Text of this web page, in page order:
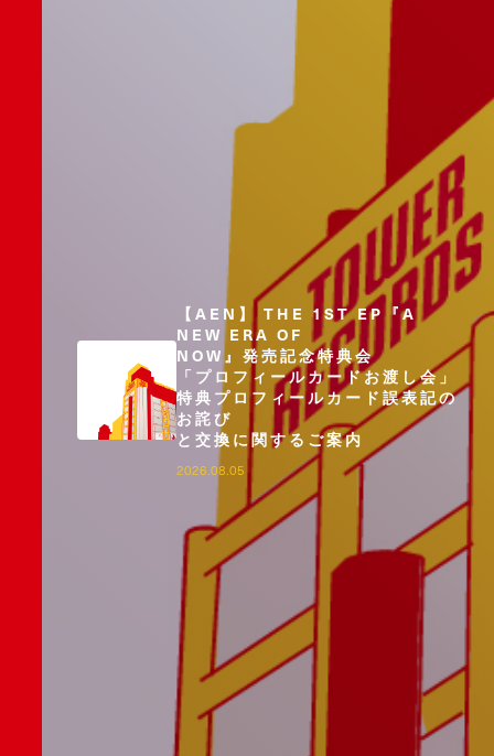
【AEN】 THE 1ST EP『A
NEW ERA OF
NOW』発売記念特典会
「プロフィールカードお渡し会」
特典プロフィールカード誤表記の
お詫び
と交換に関するご案内
2026.08.05